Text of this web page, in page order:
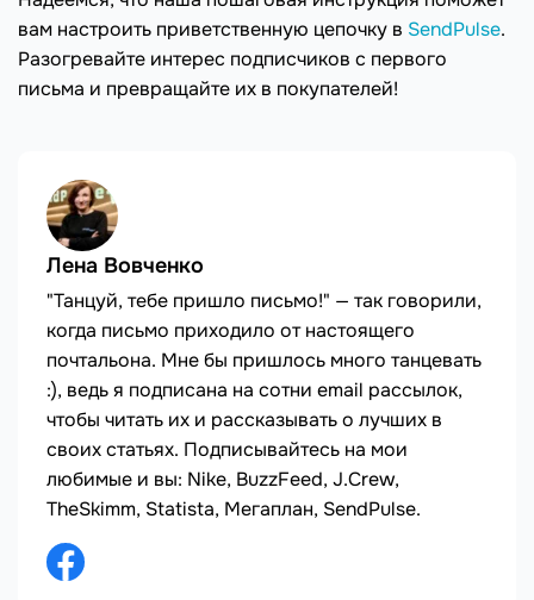
вам настроить приветственную цепочку в SendPulse.
Разогревайте интерес подписчиков с первого
письма и превращайте их в покупателей!
Лена Вовченко
"Танцуй, тебе пришло письмо!" — так говорили,
когда письмо приходило от настоящего
почтальона. Мне бы пришлось много танцевать
:), ведь я подписана на сотни email рассылок,
чтобы читать их и рассказывать о лучших в
своих статьях. Подписывайтесь на мои
любимые и вы: Nike, BuzzFeed, J.Crew,
TheSkimm, Statista, Мегаплан, SendPulse.